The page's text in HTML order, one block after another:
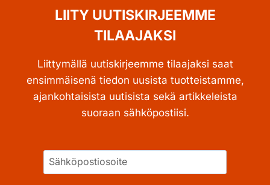
LIITY UUTISKIRJEEMME
TILAAJAKSI
Liittymällä uutiskirjeemme tilaajaksi saat
ensimmäisenä tiedon uusista tuotteistamme,
ajankohtaisista uutisista sekä artikkeleista
suoraan sähköpostiisi.